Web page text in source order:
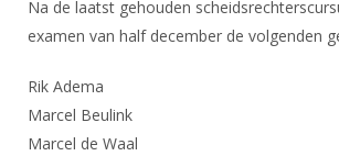
Na de laatst gehouden
examen van half december de volgenden
Rik Adema
Marcel Beulink
Marcel de Waal